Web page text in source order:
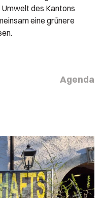
des Kantons
eine grünere
Agenda